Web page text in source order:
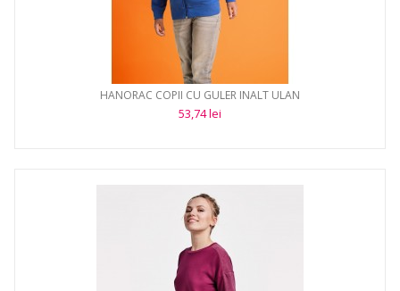
HANORAC COPII CU GULER INALT ULAN
53,74 lei